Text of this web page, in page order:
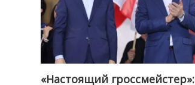
@ქართული ოცნება / Georgian Dream
«Настоящий гроссмейстер»: